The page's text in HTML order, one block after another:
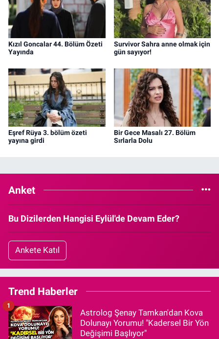
Kızıl Goncalar 44. Bölüm Özeti
Yayında
Survivor Sahra anne olmak için
gün sayıyor!
Eşref Rüya 3. bölüm özeti
yayına girdi
Bir Gece Masalı 27. Bölüm
Sırlarla Dolu
Anket
Bu Dizilerden Hangisi Eylül'de Devam Eder?
Ankete Katıl
Trend Haberler
Astrolog Şenay Tamkan'dan Kova
Dolunayı Yorumu! "Kadersel Bir Yön
Değişimi Başlıyor"
1